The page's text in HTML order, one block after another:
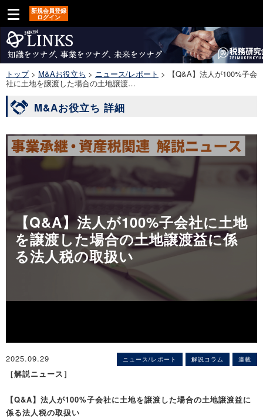
新規会員登録
ログイン
トップ> M&Aお役立ち > ニュース/レポート >
【Q&A】法人が100%子会
社に土地を譲渡した場合の土地譲渡…
M&Aお役立ち 詳細
【Q&A】法人が100%子会社に土地
を譲渡した場合の土地譲渡益に係
る法人税の取扱い
2025.09.29 ニュース/レポート 解説コラム 連載
［解説ニュース］
【Q&A】法人が100%子会社に土地を譲渡した場合の土地譲渡益に
係る法人税の取扱い